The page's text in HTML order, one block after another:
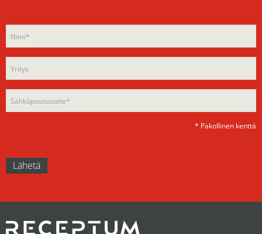
leave
this
empty.
leave
this
field
empty.
* Pakollinen kenttä